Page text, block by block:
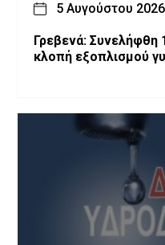
5 Αυγούστου 2026
Γρεβενά: Συνελήφθη
κλοπή εξοπλισμού